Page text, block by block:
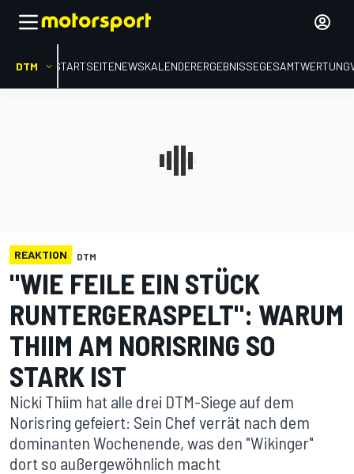
DTM STARTSEITENEWSKALENDERERGEBNISSEGESAMTWERTUNG
REAKTION DTM
"WIE FEILE EIN STÜCK
RUNTERGERASPELT": WARUM
THIIM AM NORISRING SO
STARK IST
Nicki Thiim hat alle drei DTM-Siege auf dem
Norisring gefeiert: Sein Chef verrät nach dem
dominanten Wochenende, was den "Wikinger"
dort so außergewöhnlich macht